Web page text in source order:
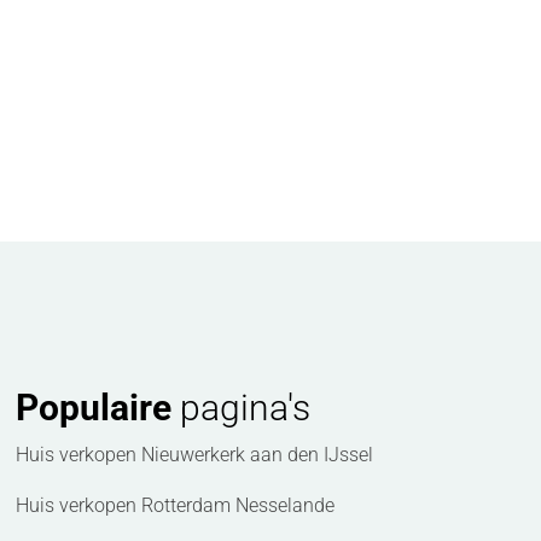
Populairepagina's
Huis verkopen Nieuwerkerk aan den IJssel
Huis verkopen Rotterdam Nesselande